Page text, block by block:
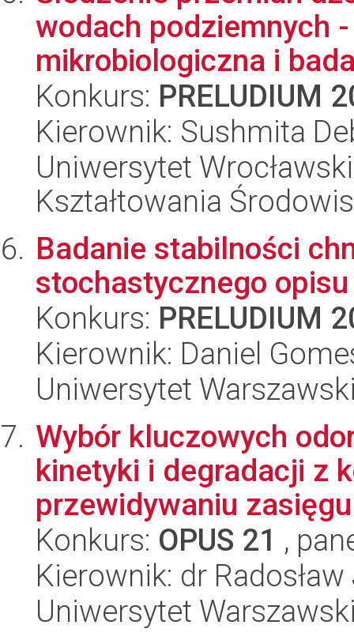
wodach podziemnych
mikrobiologiczna i
Konkurs: PRELUDIUM
Kierownik: Sushmita
Uniwersytet
Kształtowania
Badanie stabilności
stochastycznego
Konkurs: PRELUDIUM
Kierownik: Daniel
Uniwersytet
Wybór kluczowych
kinetyki i degradacji z
przewidywaniu
Konkurs: OPUS 21 ,
Kierownik: dr
Uniwersytet